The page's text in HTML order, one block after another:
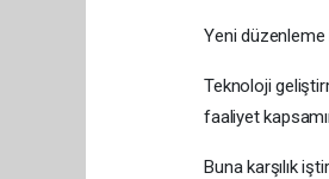
Yeni düzenleme
Teknoloji
faaliyet
Buna karşılık